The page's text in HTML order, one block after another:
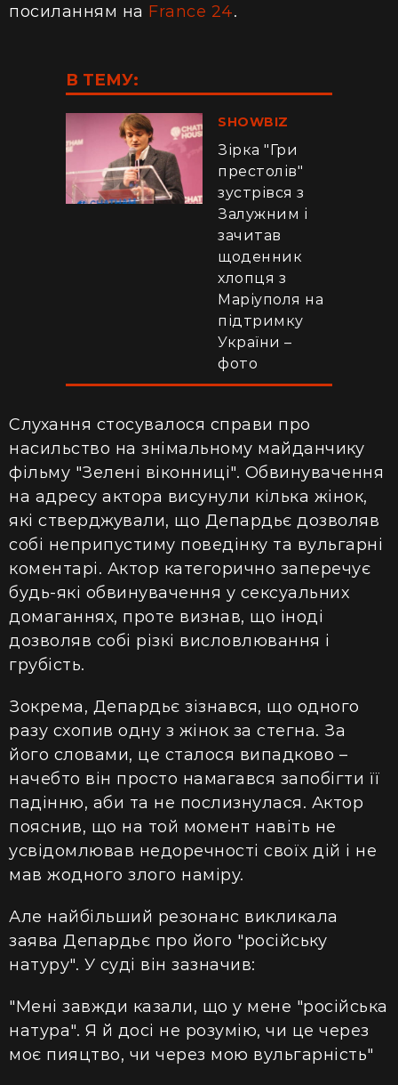
посиланням на France 24.
В ТЕМУ:
SHOWBIZ
Зірка "Гри
престолів"
зустрівся з
Залужним і
зачитав
щоденник
хлопця з
Маріуполя на
підтримку
України –
фото
Слухання стосувалося справи про
насильство на знімальному майданчику
фільму "Зелені віконниці". Обвинувачення
на адресу актора висунули кілька жінок,
які стверджували, що Депардьє дозволяв
собі неприпустиму поведінку та вульгарні
коментарі. Актор категорично заперечує
будь-які обвинувачення у сексуальних
домаганнях, проте визнав, що іноді
дозволяв собі різкі висловлювання і
грубість.
Зокрема, Депардьє зізнався, що одного
разу схопив одну з жінок за стегна. За
його словами, це сталося випадково –
начебто він просто намагався запобігти її
падінню, аби та не послизнулася. Актор
пояснив, що на той момент навіть не
усвідомлював недоречності своїх дій і не
мав жодного злого наміру.
Але найбільший резонанс викликала
заява Депардьє про його "російську
натуру". У суді він зазначив:
"Мені завжди казали, що у мене "російська
натура". Я й досі не розумію, чи це через
моє пияцтво, чи через мою вульгарність"